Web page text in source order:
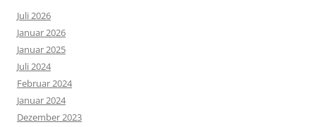
Juli 2026
Januar 2026
Januar 2025
Juli 2024
Februar 2024
Januar 2024
Dezember 2023